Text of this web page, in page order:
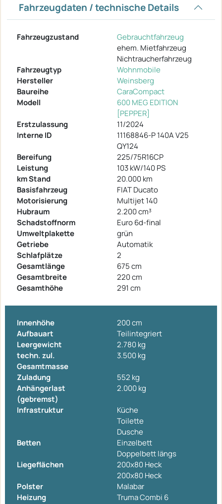
Fahrzeugdaten / technische Details
Fahrzeugzustand
Gebrauchtfahrzeug
ehem. Mietfahrzeug
Nichtraucherfahrzeug
Fahrzeugtyp
Wohnmobile
Hersteller
Weinsberg
Baureihe
CaraCompact
Modell
600 MEG EDITION
[PEPPER]
Erstzulassung
11/2024
Interne ID
11168846-P 140A V25
QY124
Bereifung
225/75R16CP
Leistung
103 kW/140 PS
km Stand
20.000 km
Basisfahrzeug
FIAT Ducato
Motorisierung
Multijet 140
Hubraum
2.200 cm³
Schadstoffnorm
Euro 6d-final
Umweltplakette
grün
Getriebe
Automatik
Schlafplätze
2
Gesamtlänge
675 cm
Gesamtbreite
220 cm
Gesamthöhe
291 cm
Innenhöhe
200 cm
Aufbauart
Teilintegriert
Leergewicht
2.780 kg
techn. zul.
Gesamtmasse
3.500 kg
Zuladung
552 kg
Anhängerlast
(gebremst)
2.000 kg
Infrastruktur
Küche
Toilette
Dusche
Betten
Einzelbett
Doppelbett längs
Liegeflächen
200x80 Heck
200x80 Heck
Polster
Malabar
Heizung
Truma Combi 6